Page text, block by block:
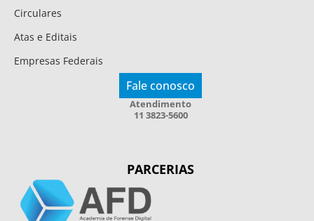
Circulares
Atas e Editais
Empresas Federais
Fale conosco
Atendimento
11 3823-5600
PARCERIAS